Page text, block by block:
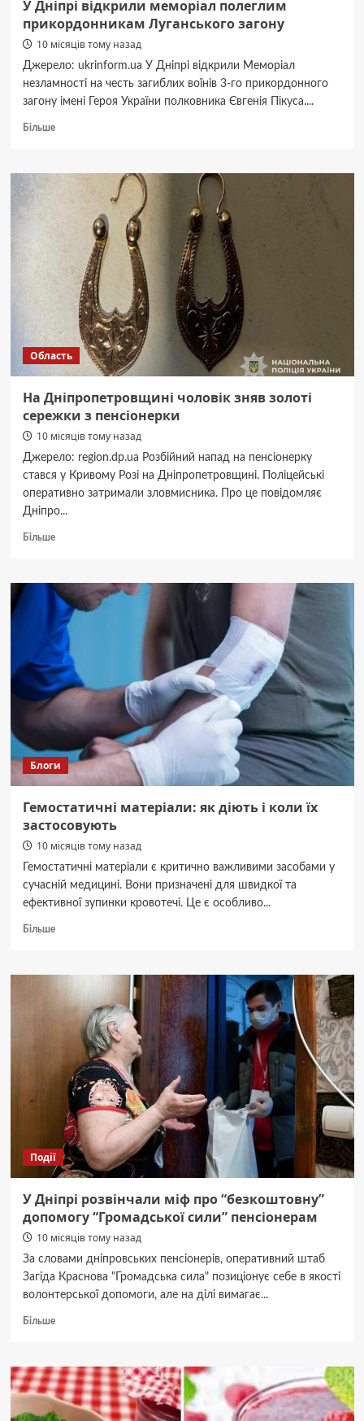
У Дніпрі відкрили меморіал полеглим
прикордонникам Луганського загону
10 місяців тому назад
Джерело: ukrinform.ua У Дніпрі відкрили Меморіал
незламності на честь загиблих воїнів 3-го прикордонного
загону імені Героя України полковника Євгенія Пікуса....
БільшеДокладніше
Дніпрі
полеглим
прикордонникам
Луганського
Область
На Дніпропетровщині чоловік зняв золоті
сережки з пенсіонерки
10 місяців тому назад
Джерело: region.dp.ua Розбійний напад на пенсіонерку
стався у Кривому Розі на Дніпропетровщині. Поліцейські
оперативно затримали зловмисника. Про це повідомляє
Дніпро...
БільшеДокладніше
Дніпропетровщині
чоловік
зняв
золоті
сережки
з
пенсіонерки
Блоги
Гемостатичні матеріали: як діють і коли їх
застосовують
10 місяців тому назад
Гемостатичні матеріали є критично важливими засобами у
сучасній медицині. Вони призначені для швидкої та
ефективної зупинки кровотечі. Це є особливо...
БільшеДокладніше
матеріали:
діють
застосовують
Події
У Дніпрі розвінчали міф про “безкоштовну”
допомогу “Громадської сили” пенсіонерам
10 місяців тому назад
За словами дніпровських пенсіонерів, оперативний штаб
Загіда Краснова "Громадська сила" позиціонує себе в якості
волонтерської допомоги, але на ділі вимагає...
БільшеДокладніше
Дніпрі
розвінчали
міф
про